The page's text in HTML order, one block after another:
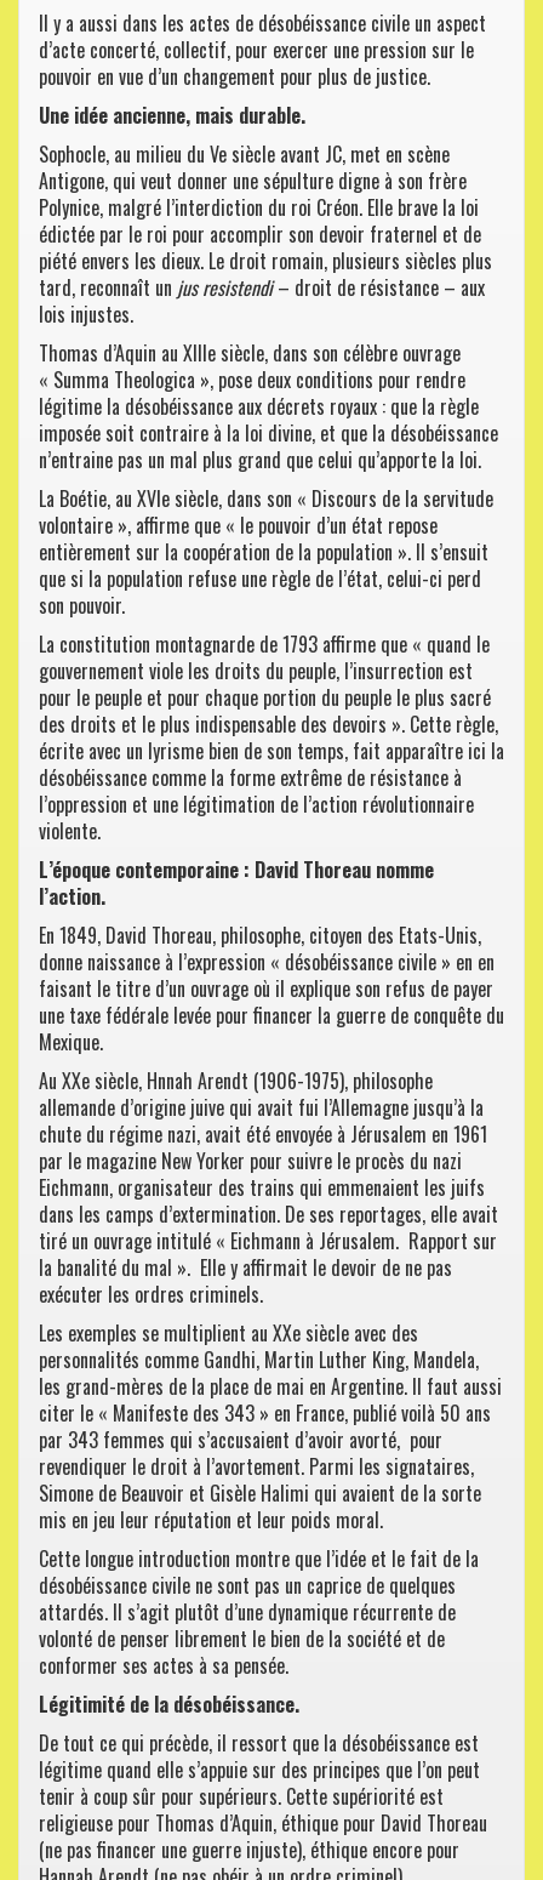
Il y a aussi dans les actes de désobéissance civile un aspect
d’acte concerté, collectif, pour exercer une pression sur le
pouvoir en vue d’un changement pour plus de justice.
Une idée ancienne, mais durable.
Sophocle, au milieu du Ve siècle avant JC, met en scène
Antigone, qui veut donner une sépulture digne à son frère
Polynice, malgré l’interdiction du roi Créon. Elle brave la loi
édictée par le roi pour accomplir son devoir fraternel et de
piété envers les dieux. Le droit romain, plusieurs siècles plus
tard, reconnaît un jus resistendi– droit de résistance – aux
lois injustes.
Thomas d’Aquin au XIIIe siècle, dans son célèbre ouvrage
« Summa Theologica », pose deux conditions pour rendre
légitime la désobéissance aux décrets royaux : que la règle
imposée soit contraire à la loi divine, et que la désobéissance
n’entraine pas un mal plus grand que celui qu’apporte la loi.
La Boétie, au XVIe siècle, dans son « Discours de la servitude
volontaire », affirme que « le pouvoir d’un état repose
entièrement sur la coopération de la population ». Il s’ensuit
que si la population refuse une règle de l’état, celui-ci perd
son pouvoir.
La constitution montagnarde de 1793 affirme que « quand le
gouvernement viole les droits du peuple, l’insurrection est
pour le peuple et pour chaque portion du peuple le plus sacré
des droits et le plus indispensable des devoirs ». Cette règle,
écrite avec un lyrisme bien de son temps, fait apparaître ici la
désobéissance comme la forme extrême de résistance à
l’oppression et une légitimation de l’action révolutionnaire
violente.
L’époque contemporaine : David Thoreau nomme
l’action.
En 1849, David Thoreau, philosophe, citoyen des Etats-Unis,
donne naissance à l’expression « désobéissance civile » en en
faisant le titre d’un ouvrage où il explique son refus de payer
une taxe fédérale levée pour financer la guerre de conquête du
Mexique.
Au XXe siècle, Hnnah Arendt (1906-1975), philosophe
allemande d’origine juive qui avait fui l’Allemagne jusqu’à la
chute du régime nazi, avait été envoyée à Jérusalem en 1961
par le magazine New Yorker pour suivre le procès du nazi
Eichmann, organisateur des trains qui emmenaient les juifs
dans les camps d’extermination. De ses reportages, elle avait
tiré un ouvrage intitulé « Eichmann à Jérusalem. Rapport sur
la banalité du mal ». Elle y affirmait le devoir de ne pas
exécuter les ordres criminels.
Les exemples se multiplient au XXe siècle avec des
personnalités comme Gandhi, Martin Luther King, Mandela,
les grand-mères de la place de mai en Argentine. Il faut aussi
citer le « Manifeste des 343 » en France, publié voilà 50 ans
par 343 femmes qui s’accusaient d’avoir avorté, pour
revendiquer le droit à l’avortement. Parmi les signataires,
Simone de Beauvoir et Gisèle Halimi qui avaient de la sorte
mis en jeu leur réputation et leur poids moral.
Cette longue introduction montre que l’idée et le fait de la
désobéissance civile ne sont pas un caprice de quelques
attardés. Il s’agit plutôt d’une dynamique récurrente de
volonté de penser librement le bien de la société et de
conformer ses actes à sa pensée.
Légitimité de la désobéissance.
De tout ce qui précède, il ressort que la désobéissance est
légitime quand elle s’appuie sur des principes que l’on peut
tenir à coup sûr pour supérieurs. Cette supériorité est
religieuse pour Thomas d’Aquin, éthique pour David Thoreau
(ne pas financer une guerre injuste), éthique encore pour